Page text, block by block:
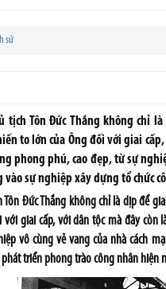
sử
tịch Tôn Đức Thắng không chỉ
to lớn của Ông đối với giai
phong phú, cao đẹp, từ sự
sự nghiệp xây dựng tổ chức
Tôn Đức Thắng không chỉ là dịp để
giai cấp, với dân tộc mà đây
vô cùng vẻ vang của nhà cách
triển phong trào công nhân hiện